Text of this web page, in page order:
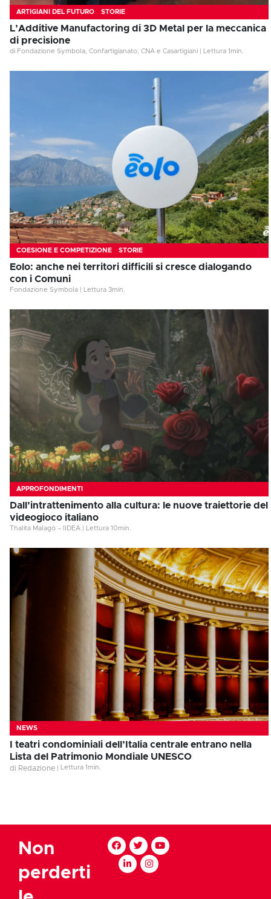
ARTIGIANI DEL FUTURO STORIE
L’Additive Manufactoring di 3D Metal per la meccanica
di precisione
di Fondazione Symbola, Confartigianato, CNA e Casartigiani Lettura 1 min.
COESIONE E COMPETIZIONE STORIE
Eolo: anche nei territori difficili si cresce dialogando
con i Comuni
Fondazione Symbola Lettura 3min.
APPROFONDIMENTI
Dall’intrattenimento alla cultura: le nuove traiettorie del
videogioco italiano
Thalita Malagò – IIDEA Lettura 10min.
NEWS
I teatri condominiali dell’Italia centrale entrano nella
Lista del Patrimonio Mondiale UNESCO
di Redazione Lettura 1 min.
Non
perderti